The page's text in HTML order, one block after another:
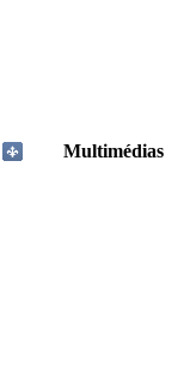
Multimédias